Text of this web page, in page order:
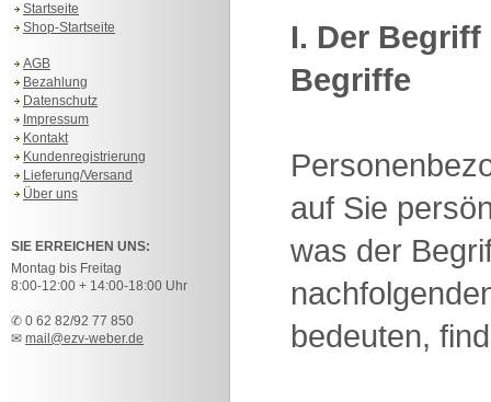
Startseite
Shop-Startseite
AGB
Bezahlung
Datenschutz
Impressum
Kontakt
Kundenregistrierung
Lieferung/Versand
Über uns
SIE ERREICHEN UNS:
Montag bis Freitag
8:00-12:00 + 14:00-18:00 Uhr
✆ 0 62 82/92 77 850
✉ mail@ezv-weber.de
I. Der
Begriffe
auf Sie
was der
bedeuten,